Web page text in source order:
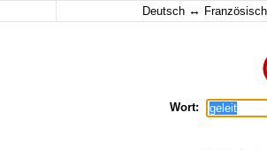
Deutsch ↔ Französisch
Wort: